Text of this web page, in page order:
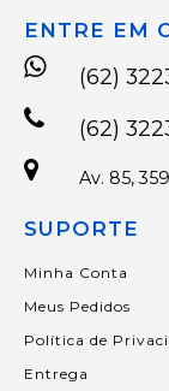
ENTRE EM
(62)
(62)
Av. 85,
SUPORTE
Minha Conta
Meus Pedidos
Política de
Entrega